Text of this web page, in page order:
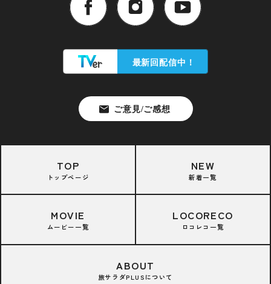
TOP
トップページ
NEW
新着一覧
MOVIE
ムービー一覧
LOCORECO
ロコレコ一覧
ABOUT
旅サラダPLUSについて